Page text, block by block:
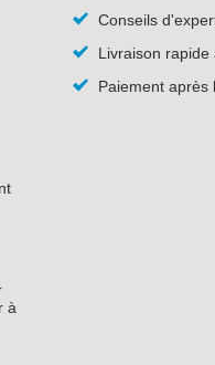
à
Conseils
Livraison rapide
Paiement après